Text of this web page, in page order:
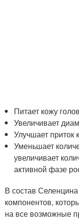
Питает кожу
Увеличивает
Улучшает приток
Уменьшает
увеличивает
активной фазе
В состав
компонентов,
на все возможные